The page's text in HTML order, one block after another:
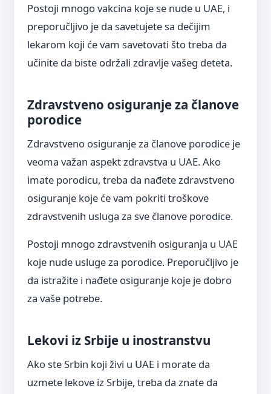
Postoji mnogo vakcina koje se nude u UAE, i
preporučljivo je da savetujete sa dečijim
lekarom koji će vam savetovati što treba da
učinite da biste održali zdravlje vašeg deteta.
Zdravstveno osiguranje za članove
porodice
Zdravstveno osiguranje za članove porodice je
veoma važan aspekt zdravstva u UAE. Ako
imate porodicu, treba da nađete zdravstveno
osiguranje koje će vam pokriti troškove
zdravstvenih usluga za sve članove porodice.
Postoji mnogo zdravstvenih osiguranja u UAE
koje nude usluge za porodice. Preporučljivo je
da istražite i nađete osiguranje koje je dobro
za vaše potrebe.
Lekovi iz Srbije u inostranstvu
Ako ste Srbin koji živi u UAE i morate da
uzmete lekove iz Srbije, treba da znate da